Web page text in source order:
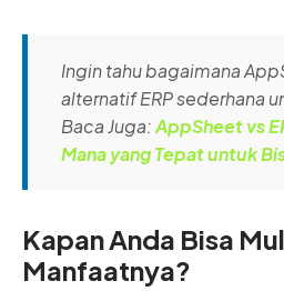
Ingin tahu bagaimana
alternatif ERP sederhana
Baca Juga:AppSheet vs
Mana yang Tepat untuk
Kapan Anda Bisa
Manfaatnya?